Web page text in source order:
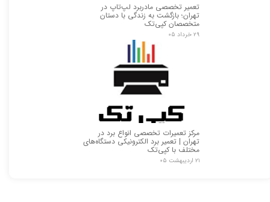
تعمیر تخصصی مادربرد لپ‌تاپ در
تهران؛ بازگشت به زندگی با دستان
متخصصان کپی‌تک
۲۹ خرداد ۰۵
مرکز تعمیرات تخصصی انواع برد در
تهران | تعمیر برد الکترونیکی دستگاه‌های
مختلف با کپی‌تک
۲۱ اردیبهشت ۰۵